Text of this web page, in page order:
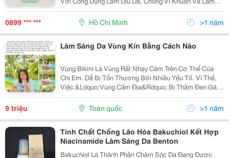
Sáng Da, Tinh Chất Tràm Trà Đã Trở Thành Một "Thần
Dược" Cho Làn Da Tươi Trẻ Và Khỏe Mạnh. Trong Bài
0899 *** *** Hồ Chí Minh >1 năm
Làm Sáng Da Vùng Kín Bằng Cách Nào
Vùng Bikini Là Vùng Rất Nhạy Cảm Trên Cơ Thể Của
Chị Em. Dễ Bị Tổn Thương Bởi Nhiều Yếu Tố. Vì Thế,
Việc &Ldquo;Vùng Cấm Địa&Rdquo; Bị Thâm Đen Gây
Mất Thẩm Mỹ Đang Là Tình Trạng Mà Nhiều Chị Em
Hiện Đối Mặt. Bài Viết Sau Sẽ Chia Sẻ Bí Quyết Làm
Sáng...
9 triệu Toàn quốc >1 năm
Tinh Chất Chống Lão Hóa Bakuchiol Kết Hợp
Niacinamide Làm Sáng Da Benton
Bakuchiol Là Thành Phần Chăm Sóc Da Đang Được